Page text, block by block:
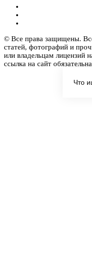
© Все права защищены.
статей, фотографий и
или владельцам лицензий
ссылка на сайт